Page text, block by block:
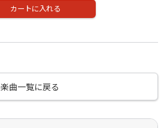
カートに入れる
楽曲一覧に戻る